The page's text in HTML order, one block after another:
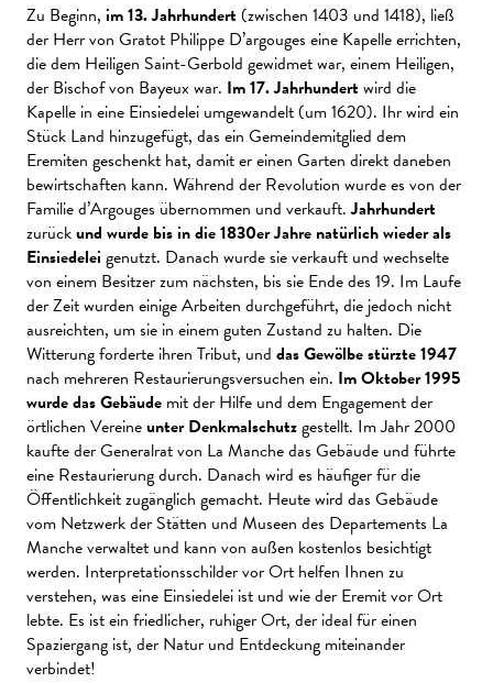
Zu Beginn, im 13. Jahrhundert (zwischen 1403 und 1418), ließ
der Herr von Gratot Philippe D’argouges eine Kapelle errichten,
die dem Heiligen Saint-Gerbold gewidmet war, einem Heiligen,
der Bischof von Bayeux war. Im 17. Jahrhundert wird die
Kapelle in eine Einsiedelei umgewandelt (um 1620). Ihr wird ein
Stück Land hinzugefügt, das ein Gemeindemitglied dem
Eremiten geschenkt hat, damit er einen Garten direkt daneben
bewirtschaften kann. Während der Revolution wurde es von der
Familie d’Argouges übernommen und verkauft.Jahrhundert
zurückund wurde bis in die 1830er Jahre natürlich wieder als
Einsiedelei genutzt. Danach wurde sie verkauft und wechselte
von einem Besitzer zum nächsten, bis sie Ende des 19. Im Laufe
der Zeit wurden einige Arbeiten durchgeführt, die jedoch nicht
ausreichten, um sie in einem guten Zustand zu halten. Die
Witterung forderte ihren Tribut, und das Gewölbe stürzte 1947
nach mehreren Restaurierungsversuchen ein. Im Oktober 1995
wurde das Gebäude mit der Hilfe und dem Engagement der
örtlichen Vereineunter Denkmalschutzgestellt. Im Jahr 2000
kaufte der Generalrat von La Manche das Gebäude und führte
eine Restaurierung durch. Danach wird es häufiger für die
Öffentlichkeit zugänglich gemacht. Heute wird das Gebäude
vom Netzwerk der Stätten und Museen des Departements La
Manche verwaltet und kann von außen kostenlos besichtigt
werden. Interpretationsschilder vor Ort helfen Ihnen zu
verstehen, was eine Einsiedelei ist und wie der Eremit vor Ort
lebte. Es ist ein friedlicher, ruhiger Ort, der ideal für einen
Spaziergang ist, der Natur und Entdeckung miteinander
verbindet!